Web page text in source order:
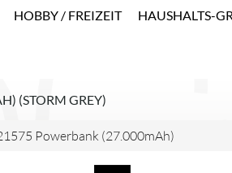
HOBBY / FREIZEIT HAUSHALTS-
(STORM GREY)
Powerbank (27.000mAh)